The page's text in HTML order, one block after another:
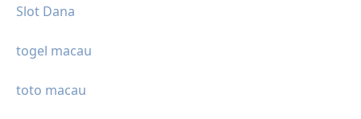
Slot Dana
togel macau
toto macau